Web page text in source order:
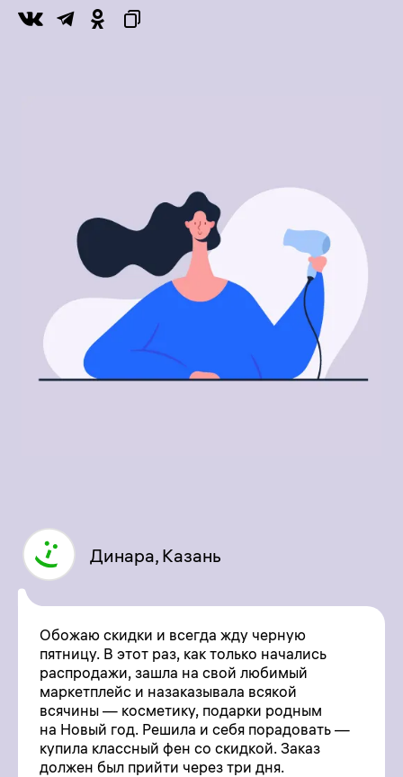
Динара, Казань
Обожаю скидки и всегда жду черную
пятницу. В этот раз, как только начались
распродажи, зашла на свой любимый
маркетплейс и назаказывала всякой
всячины — косметику, подарки родным
на Новый год. Решила и себя порадовать —
купила классный фен со скидкой. Заказ
должен был прийти через три дня.